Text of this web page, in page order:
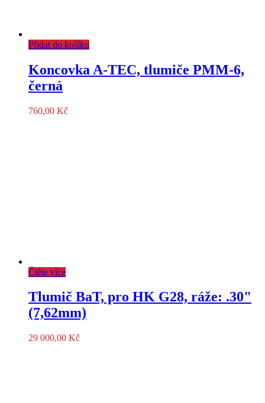
Přidat do košíku
Koncovka A-TEC, tlumiče PMM-6,
černá
760,00 Kč
Čtěte více
Tlumič BaT, pro HK G28, ráže: .30"
(7,62mm)
29 000,00 Kč